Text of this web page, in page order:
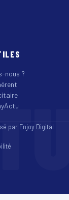
nous ?
par Enjoy Digital